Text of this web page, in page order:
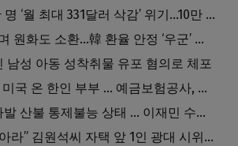
SSI 수급자 40만 명 ‘월 최대 331달러 삭감’ 위기…10만 명은 수급자격 상실
美, 엔화 방어하며 원화도 소환…韓 환율 안정 ‘우군’ 되나
남성 아동 성착취물 유포 혐의로 체포
’10억 빚’ 안갚고 미국 온 한인 부부 … 예금보험공사, 미국서 소송
워싱턴주 동시다발 산불 통제불능 상태 … 이재민 수십만명
[화제] “내 돈 갚아라” 김원석씨 자택 앞 1인 광대 시위 … 한인 투자사, “108만 달러 못받아”